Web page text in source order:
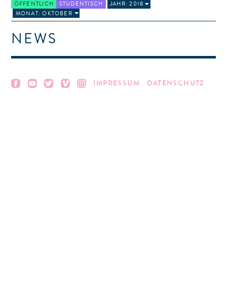
ÖFFENTLICH STUDENTISCH
JAHR: 2018
MONAT: OKTOBER
NEWS
IMPRESSUM DATENSCHUTZ